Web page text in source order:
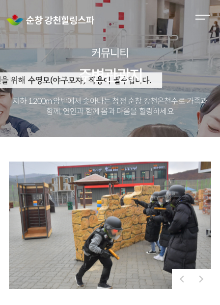
M
p
e
n
커뮤니티
주변관광지
지하 1,200m 암반에서 솟아나는 청정 순창 강천온천수로가족과
함께, 연인과 함께 몸과 마음을 힐링하세요